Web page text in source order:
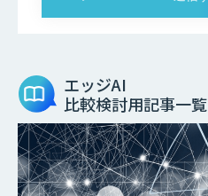
エッジAI
比較検討用記事一覧